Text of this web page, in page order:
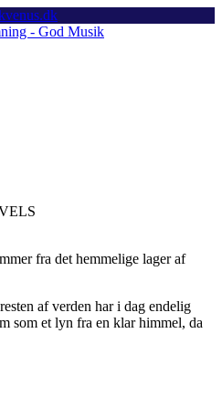
fra det hemmelige lager af
af verden har i dag endelig
som et lyn fra en klar himmel, da